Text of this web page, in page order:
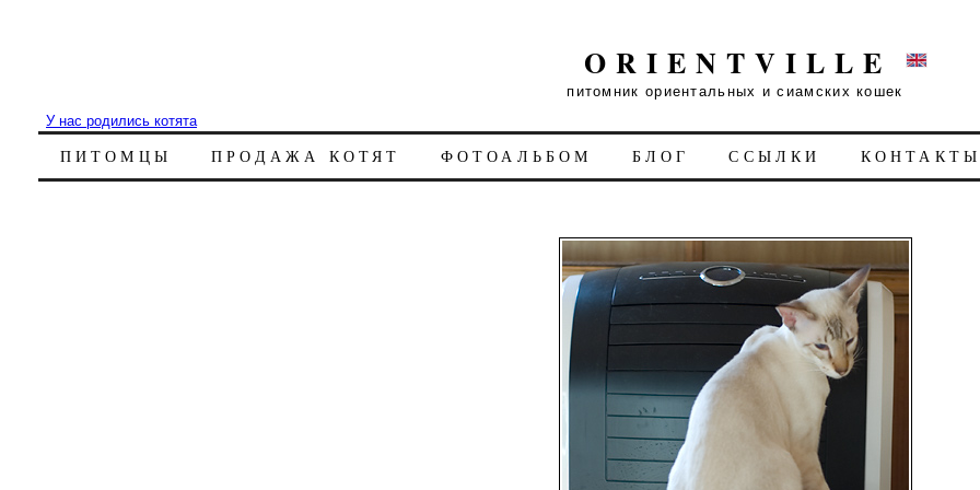
ORIENTVILLE
питомник ориентальных и сиамских кошек
У нас родились котята
ПИТОМЦЫ ПРОДАЖА КОТЯТ ФОТОАЛЬБОМ БЛОГ ССЫЛКИ КОНТАКТЫ